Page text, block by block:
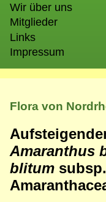
Wir über uns
Mitglieder
Links
Impressum
Flora von
Amaranthus
blitum subsp.